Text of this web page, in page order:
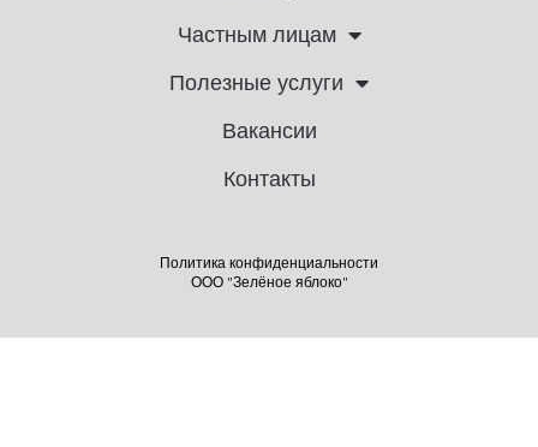
Частным лицам
Полезные услуги
Вакансии
Контакты
Политика конфиденциальности
ООО "Зелёное яблоко"